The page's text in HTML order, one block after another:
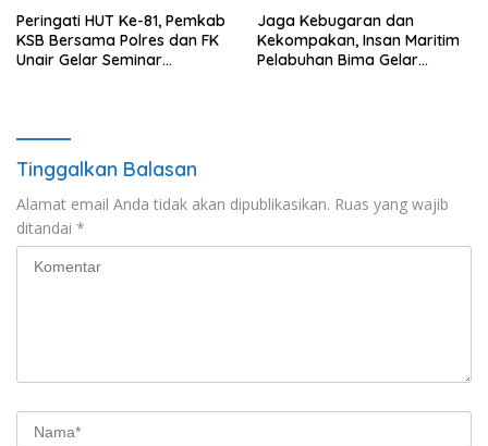
Peringati HUT Ke-81, Pemkab
KSB Bersama Polres dan FK
Unair Gelar Seminar
Jaga Kebugaran dan
Kekompakan, Insan Maritim
Pelabuhan Bima Gelar
Tinggalkan Balasan
Alamat email Anda tidak akan dipublikasikan. Ruas yang wajib
ditandai *